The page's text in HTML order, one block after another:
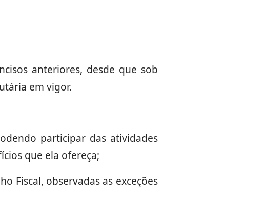
anteriores, desde que sob
em vigor.
participar das atividades
que ela ofereça;
Fiscal, observadas as exceções